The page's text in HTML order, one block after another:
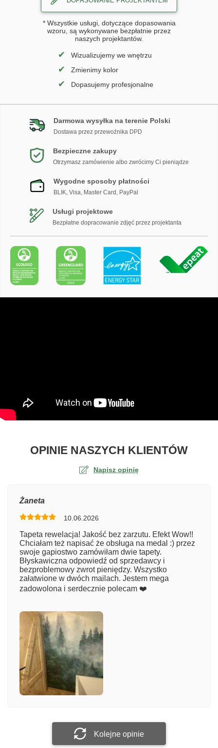
* Wszystkie usługi, dotyczące dopasowania
wzoru, są wykonywane bezpłatnie przez
naszych projektantów.
✔ Wizualizujemy we wnętrzu
✔ Zmienimy kolor
✔ Dopasujemy profesjonalne
Darmowa wysyłka na terenie Polski
Dostawa przez przewoźnika DPD
Bezpieczne zakupy
Otrzymasz zamówienie albo zwrócimy Ci pieniądze
Wygodne sposoby płatności
BLIK, Visa, Master Card, PayPal
Usługi projektowe
Bezpłatne dopracowanie zdjęć przez projektanta
OPINIE NASZYCH KLIENTÓWO
Napisz opinię
Numer zamówienia
Imię
Załącz zdjęcie
Żaneta
10.06.2026
Tapeta rewelacja! Jakość bez zarzutu. Efekt Wow!!
Chciałam też napisać że obsługa na medal :) przez
swoje gapiostwo zamówiłam dwie tapety.
Błyskawiczna odpowiedź od sprzedawcy i
bezproblemowy zwrot pieniędzy. Wszystko
załatwione w dwóch mailach. Jestem mega
zadowolona i serdecznie polecam ❤️
Kolejne opinie